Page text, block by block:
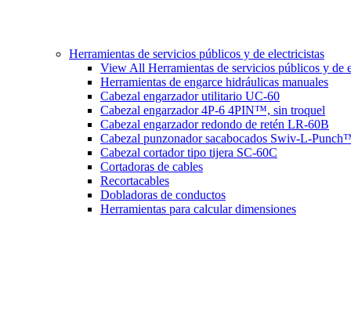
Herramientas de servicios públicos y de electricistas
View All Herramientas de servicios públicos y de
Herramientas de engarce hidráulicas manuales
Cabezal engarzador utilitario UC-60
Cabezal engarzador 4P-6 4PIN™, sin troquel
Cabezal engarzador redondo de retén LR-60B
Cabezal punzonador sacabocados Swiv-L-
Cabezal cortador tipo tijera SC-60C
Cortadoras de cables
Recortacables
Dobladoras de conductos
Herramientas para calcular dimensiones